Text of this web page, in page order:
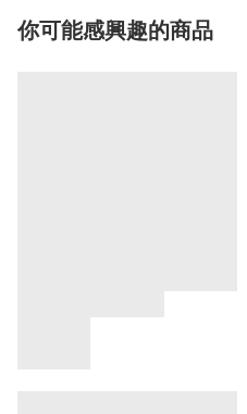
你可能感興趣的商品